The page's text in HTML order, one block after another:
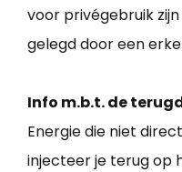
voor privégebruik
gelegd door een
Info m.b.t. de
Energie die niet
injecteer je terug op